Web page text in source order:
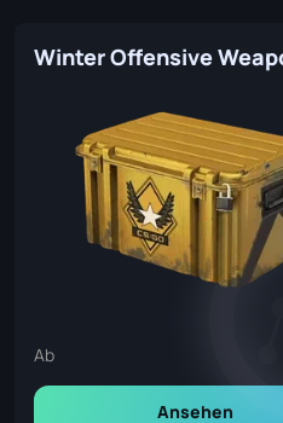
Ab
Ansehen